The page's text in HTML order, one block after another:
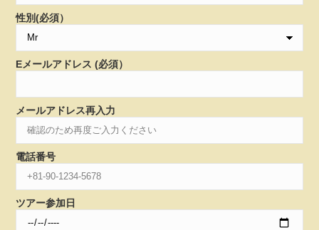
性別(必須）
Eメールアドレス (必須）
メールアドレス再入力
電話番号
ツアー参加日